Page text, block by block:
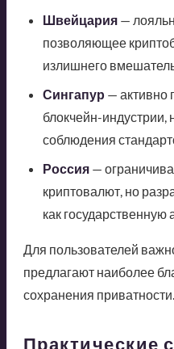
Швейцария—
позволяющее
излишнего
Сингапур — активно
блокчейн-индустрии,
соблюдения
Россия—
криптовалют, но
как государственную
Для пользователей
предлагают наиболее
сохранения приватности.
Практические